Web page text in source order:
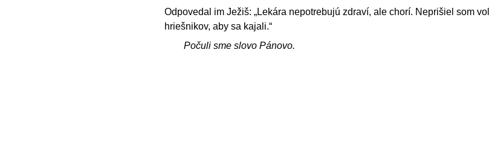
Odpovedal im Ježiš: „Lekára nepotrebujú zdraví, ale chorí. Neprišiel som
hriešnikov, aby sa kajali.“
Počuli sme slovo Pánovo.